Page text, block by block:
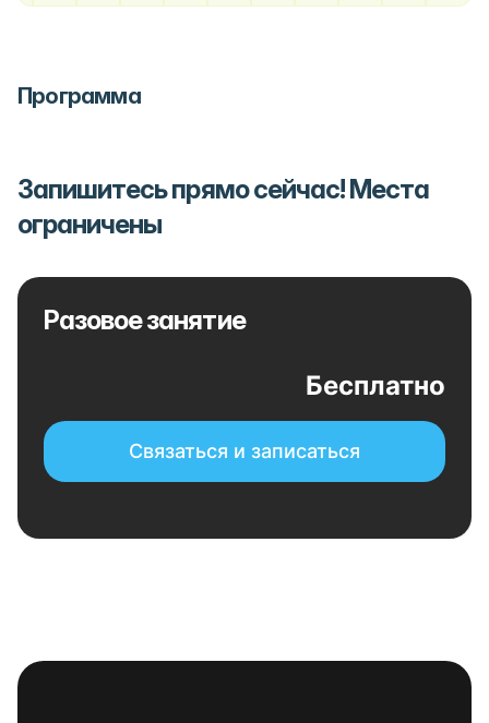
Программа
Запишитесь прямо сейчас! Места
ограничены
Разовое занятие
Бесплатно
Связаться и записаться